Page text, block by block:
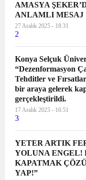
AMASYA
ANLAMLI MESAJ
27 Aralık 2025 - 18:31
2
Konya Selçuk
“Dezenformasyon
Tehditler ve
bir araya gelerek
gerçekleştirildi.
17 Aralık 2025 - 16:51
3
YETER ARTIK
YOLUNA
KAPATMAK
YAP!”